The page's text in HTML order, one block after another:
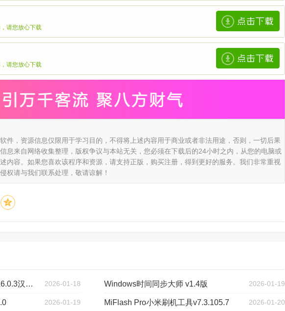
请您放心下载
请您放心下载
件，资源信息仅限用于学习目的，不得将上述内容用于商业或者非法用途，否则，一切后果
息来自网络收集整理，版权争议与本站无关，您必须在下载后的24小时之内，从您的电脑或
内容。如果您喜欢该程序和资源，请支持正版，购买注册，得到更好的服务。我们非常重视
权请与我们联系处理，敬请谅解！
十六进制编辑器010 Editor v16.0.3汉化绿色版 2026-01-18 Windows时间同步大师 v1.4版 2026-01-19
2026-01-19 MiFlash Pro小米刷机工具v7.3.105.7 2026-01-20